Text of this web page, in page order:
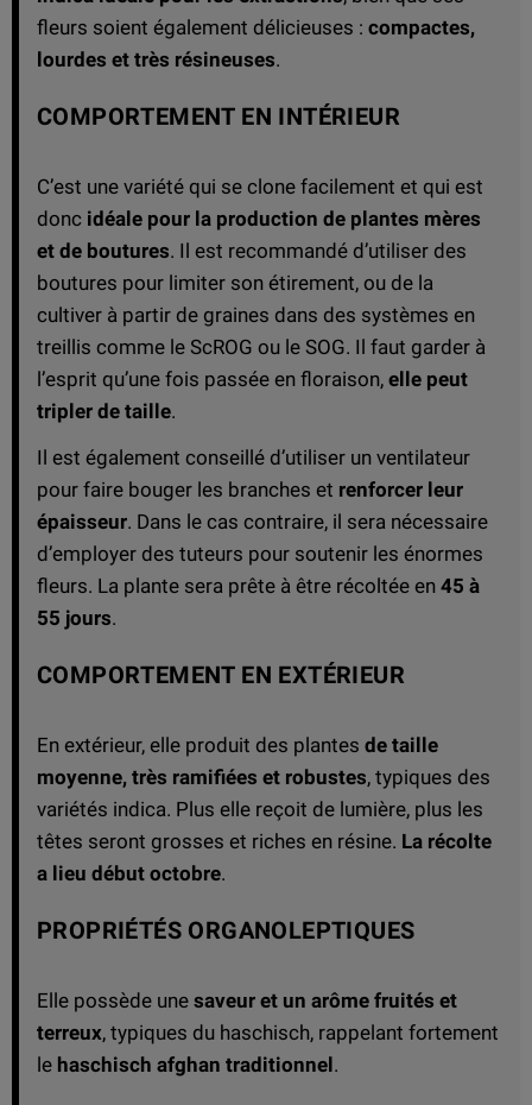
fleurs soient également délicieuses : compactes,
lourdes et très résineuses.
COMPORTEMENT EN INTÉRIEUR
C’est une variété qui se clone facilement et qui est
donc idéale pour la production de plantes mères
et de boutures. Il est recommandé d’utiliser des
boutures pour limiter son étirement, ou de la
cultiver à partir de graines dans des systèmes en
treillis comme le ScROG ou le SOG. Il faut garder à
l’esprit qu’une fois passée en floraison, elle peut
tripler de taille.
Il est également conseillé d’utiliser un ventilateur
pour faire bouger les branches et renforcer leur
épaisseur. Dans le cas contraire, il sera nécessaire
d’employer des tuteurs pour soutenir les énormes
fleurs. La plante sera prête à être récoltée en 45 à
55 jours.
COMPORTEMENT EN EXTÉRIEUR
En extérieur, elle produit des plantes de taille
moyenne, très ramifiées et robustes, typiques des
variétés indica. Plus elle reçoit de lumière, plus les
têtes seront grosses et riches en résine. La récolte
a lieu début octobre.
PROPRIÉTÉS ORGANOLEPTIQUES
Elle possède une saveur et un arôme fruités et
terreux, typiques du haschisch, rappelant fortement
le haschisch afghan traditionnel.